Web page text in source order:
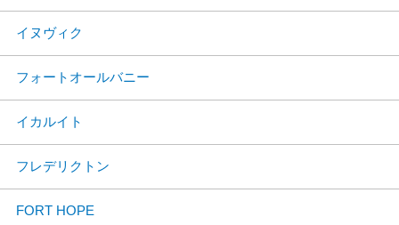
イヌヴィク
フォートオールバニー
イカルイト
フレデリクトン
FORT HOPE